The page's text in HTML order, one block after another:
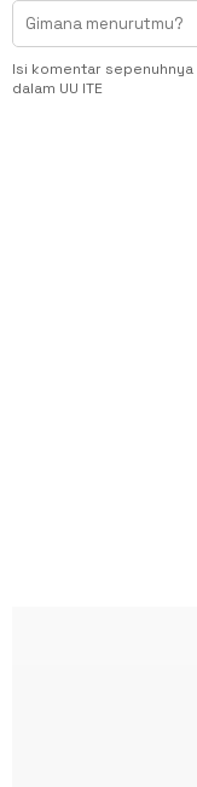
Isi komentar
dalam UU ITE